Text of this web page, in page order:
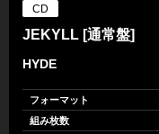
CD
JEKYLL [通常盤]
HYDE
フォーマット
組み枚数